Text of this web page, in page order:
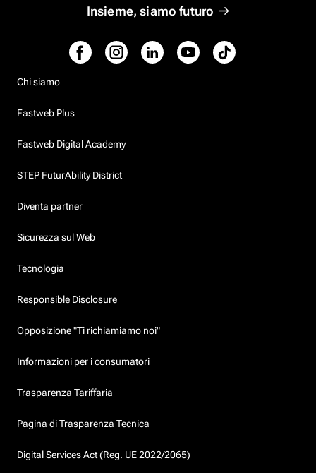
Insieme, siamo futuro
Chi siamo
Fastweb Plus
Fastweb Digital Academy
STEP FuturAbility District
Diventa partner
Sicurezza sul Web
Tecnologia
Responsible Disclosure
Opposizione "Ti richiamiamo noi"
Informazioni per i consumatori
Trasparenza Tariffaria
Pagina di Trasparenza Tecnica
Digital Services Act (Reg. UE 2022/2065)